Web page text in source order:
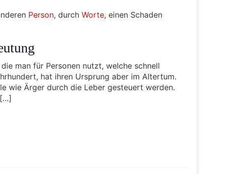
Person, durch Worte, einen Schaden
man für Personen nutzt, welche schnell
hat ihren Ursprung aber im Altertum.
wie Ärger durch die Leber gesteuert werden.